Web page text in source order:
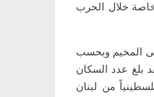
خلال الحرب
إلى المخيم وبحسب
فقد بلغ عدد السكان
كانون الأول/ديسمبر2017، 18351 فرداً، منهم 8219 لاجئاً فلسطينياً من لبنان